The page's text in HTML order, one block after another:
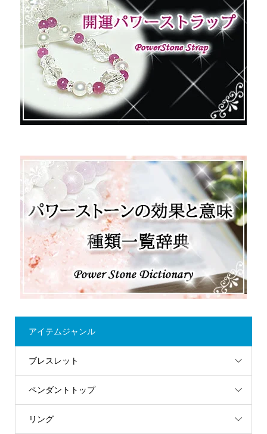
アイテムジャンル
ブレスレット
ペンダントトップ
リング